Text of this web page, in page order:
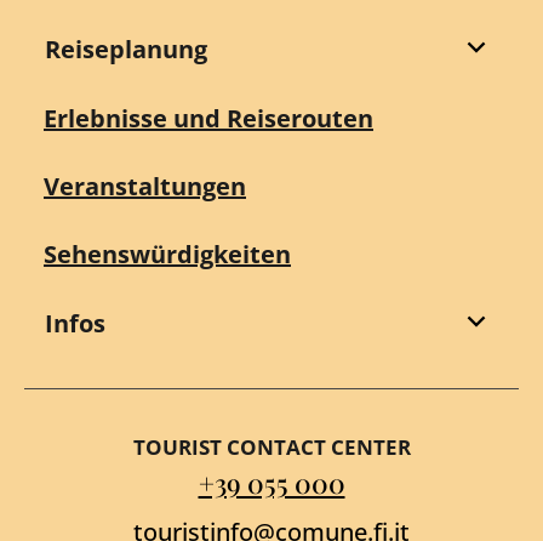
Reiseplanung
Erlebnisse und Reiserouten
Veranstaltungen
Sehenswürdigkeiten
Infos
TOURIST CONTACT CENTER
+39 055 000
touristinfo@comune.fi.it